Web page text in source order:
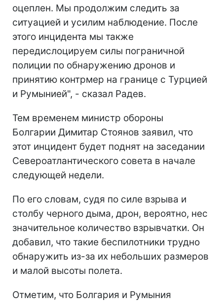
оцеплен. Мы продолжим следить за
ситуацией и усилим наблюдение. После
этого инцидента мы также
передислоцируем силы пограничной
полиции по обнаружению дронов и
принятию контрмер на границе с Турцией
и Румынией", - сказал Радев.
Тем временем министр обороны
Болгарии Димитар Стоянов заявил, что
этот инцидент будет поднят на заседании
Североатлантического совета в начале
следующей недели.
По его словам, судя по силе взрыва и
столбу черного дыма, дрон, вероятно, нес
значительное количество взрывчатки. Он
добавил, что такие беспилотники трудно
обнаружить из-за их небольших размеров
и малой высоты полета.
Отметим, что Болгария и Румыния